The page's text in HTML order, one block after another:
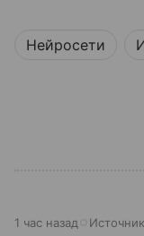
Нейросети
1 час назад